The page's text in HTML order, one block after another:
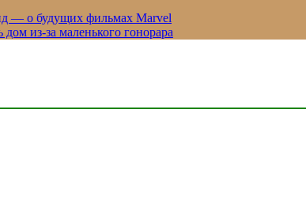
— о будущих фильмах Marvel
из-за маленького гонорара